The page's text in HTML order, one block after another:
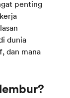
penting
dunia
dan mana